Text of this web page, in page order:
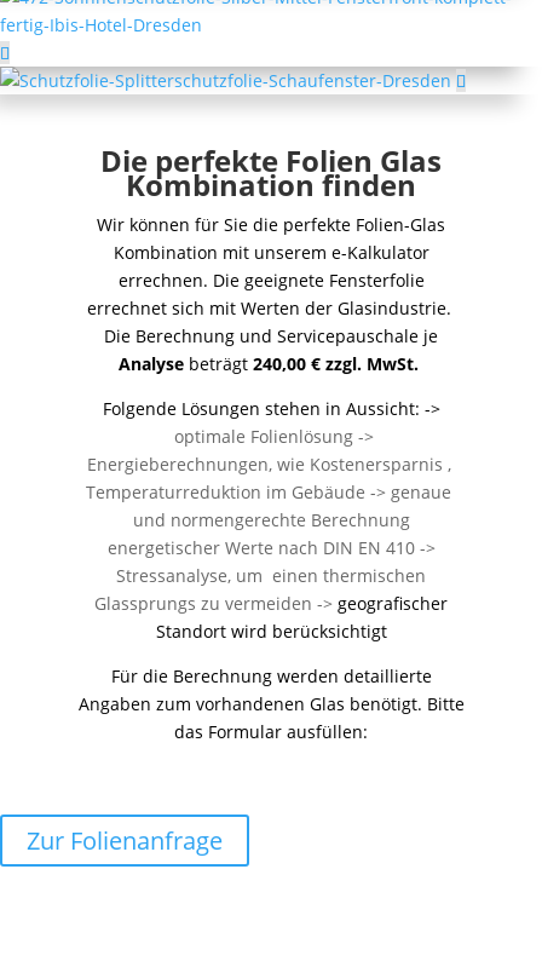
Die perfekte Folien Glas
Kombination finden
Wir können für Sie die perfekte Folien-Glas
Kombination mit unserem e-Kalkulator
errechnen. Die geeignete Fensterfolie
errechnet sich mit Werten der Glasindustrie.
Die Berechnung und Servicepauschale je
Analyse beträgt 240,00 € zzgl. MwSt.
Folgende Lösungen stehen in Aussicht: ->
optimale Folienlösung ->
Energieberechnungen, wie Kostenersparnis ,
Temperaturreduktion im Gebäude -> genaue
und normengerechte Berechnung
energetischer Werte nach DIN EN 410 ->
Stressanalyse, um einen thermischen
Glassprungs zu vermeiden -> geografischer
Standort wird berücksichtigt
Für die Berechnung werden detaillierte
Angaben zum vorhandenen Glas benötigt. Bitte
das Formular ausfüllen:
Zur Folienanfrage